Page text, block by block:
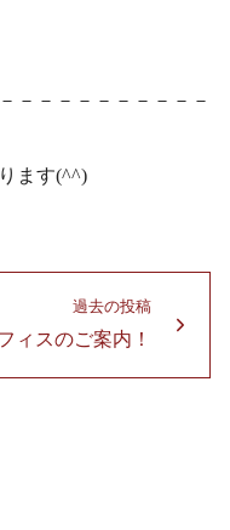
－－－－－－－－－－
ます(^^)
過去の投稿
ィスのご案内！